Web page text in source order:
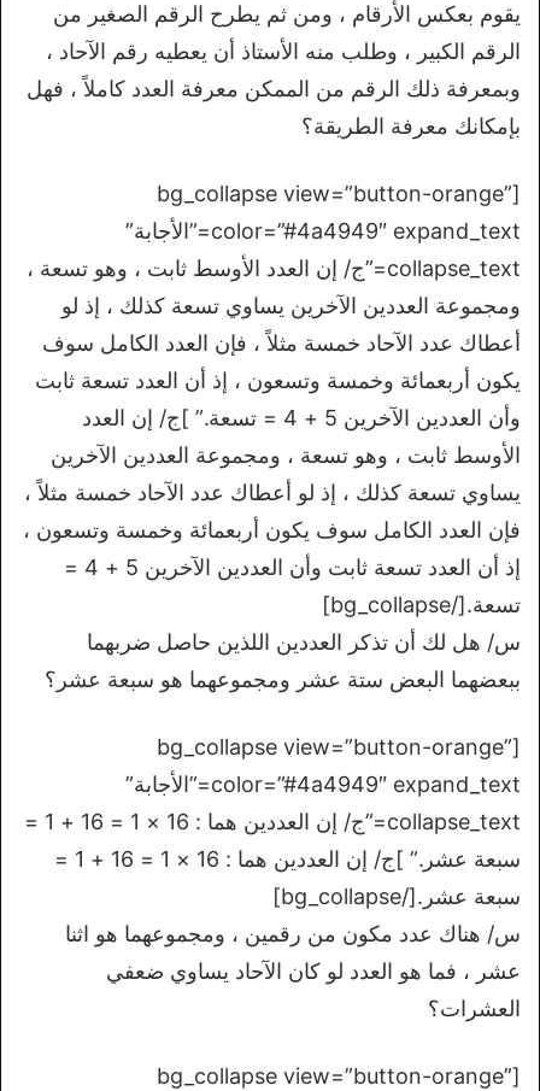
يقوم بعكس الأرقام ، ومن ثم يطرح الرقم الصغير من
الرقم الكبير ، وطلب منه الأستاذ أن يعطيه رقم الآحاد ،
وبمعرفة ذلك الرقم من الممكن معرفة العدد كاملاً ، فهل
بإمكانك معرفة الطريقة؟
[bg_collapse view=”button-orange”
color=”#4a4949″ expand_text=”الأجابة”
collapse_text=”ج/ إن العدد الأوسط ثابت ، وهو تسعة ،
ومجموعة العددين الآخرين يساوي تسعة كذلك ، إذ لو
أعطاك عدد الآحاد خمسة مثلاً ، فإن العدد الكامل سوف
يكون أربعمائة وخمسة وتسعون ، إذ أن العدد تسعة ثابت
وأن العددين الآخرين 5 + 4 = تسعة.” ]ج/ إن العدد
الأوسط ثابت ، وهو تسعة ، ومجموعة العددين الآخرين
يساوي تسعة كذلك ، إذ لو أعطاك عدد الآحاد خمسة مثلاً ،
فإن العدد الكامل سوف يكون أربعمائة وخمسة وتسعون ،
إذ أن العدد تسعة ثابت وأن العددين الآخرين 5 + 4 =
تسعة.[/bg_collapse]
س/ هل لك أن تذكر العددين اللذين حاصل ضربهما
ببعضهما البعض ستة عشر ومجموعهما هو سبعة عشر؟
[bg_collapse view=”button-orange”
color=”#4a4949″ expand_text=”الأجابة”
collapse_text=”ج/ إن العددين هما : 16 × 1 = 16 + 1 =
سبعة عشر.” ]ج/ إن العددين هما : 16 × 1 = 16 + 1 =
سبعة عشر.[/bg_collapse]
س/ هناك عدد مكون من رقمين ، ومجموعهما هو اثنا
عشر ، فما هو العدد لو كان الآحاد يساوي ضعفي
العشرات؟
[bg_collapse view=”button-orange”